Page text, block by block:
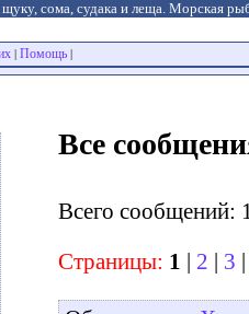
сома, судака и леща. Морская
Помощь
Все
Всего сообщений:
Страницы: 1 2 3